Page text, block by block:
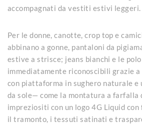
accompagnati da vestiti estivi leggeri.
Per le donne, canotte, crop top e
abbinano a gonne, pantaloni da
estive a strisce; jeans bianchi e le polo
immediatamente riconoscibili grazie a
con piattaforma in sughero naturale e
da sole— come la montatura a farfalla
impreziositi con un logo 4G Liquid
il tramonto, i tessuti satinati e